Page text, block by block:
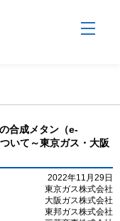
合成メタン（e-
いて～東京ガス・大阪
2022年11月29日
東京ガス株式会社
大阪ガス株式会社
東邦ガス株式会社